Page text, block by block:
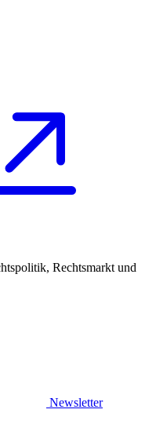
Rechtsmarkt und
Newsletter